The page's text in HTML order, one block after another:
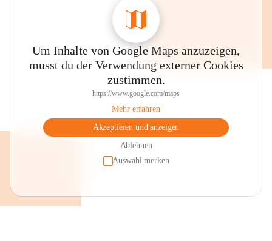
Um Inhalte von Google Maps anzuzeigen,
musst du der Verwendung externer Cookies
zustimmen.
https://www.google.com/maps
Mehr erfahren
Akzeptieren und anzeigen
Ablehnen
Auswahl merken